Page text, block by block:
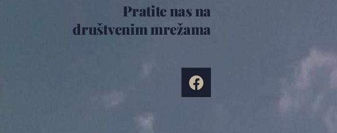
Pratite nas na
društvenim mrežama